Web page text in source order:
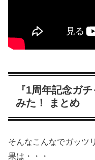
『1周年記念ガ
みた！ まとめ
そんなこんなでガッツ
果は・・・